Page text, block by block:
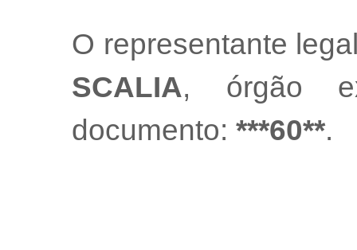
O representante
SCALIA, órgão
documento: ***60**.